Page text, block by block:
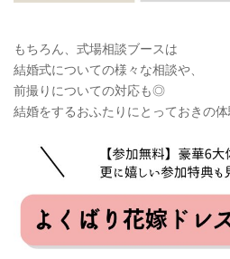
もちろん、式場相談ブースは
結婚式についての様々な相談や、
前撮りについての対応も◎
結婚をするおふたりにとっておきの体